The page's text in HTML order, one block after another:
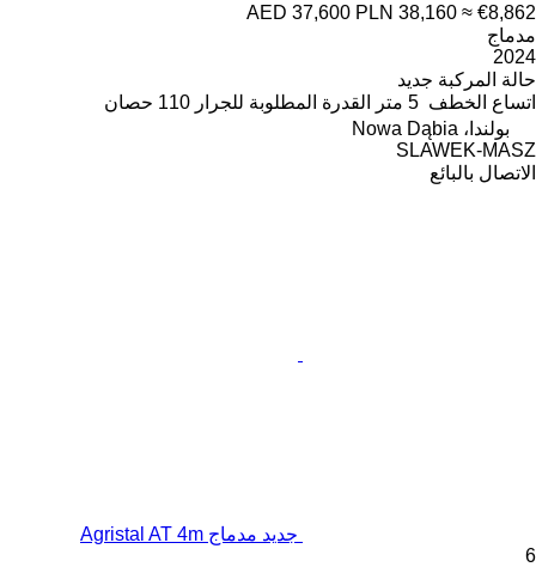
AED 37,600 PLN 38,160 ≈ €8,862
مدماج
2024
حالة المركبة جديد
اتساع الخطف 5 متر القدرة المطلوبة للجرار 110 حصان
بولندا، Nowa Dąbia
SLAWEK-MASZ
الاتصال بالبائع
جديد مدماج Agristal AT 4m
6